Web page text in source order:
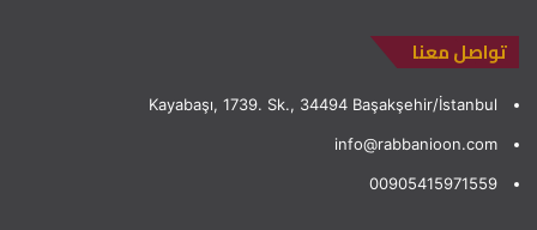
تواصل معنا
Kayabaşı, 1739. Sk., 34494 Başakşehir/İstanbul
info@rabbanioon.com
00905415971559